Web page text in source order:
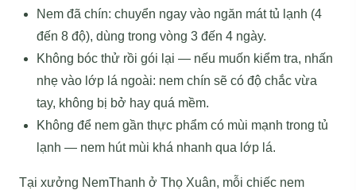
Nem đã chín: chuyển ngay vào ngăn mát tủ lạnh (4
đến 8 độ), dùng trong vòng 3 đến 4 ngày.
Không bóc thử rồi gói lại — nếu muốn kiểm tra, nhấn
nhẹ vào lớp lá ngoài: nem chín sẽ có độ chắc vừa
tay, không bị bở hay quá mềm.
Không để nem gần thực phẩm có mùi mạnh trong tủ
lạnh — nem hút mùi khá nhanh qua lớp lá.
Tại xưởng NemThanh ở Thọ Xuân, mỗi chiếc nem